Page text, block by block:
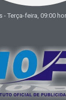
- Terça-feira, 09:00